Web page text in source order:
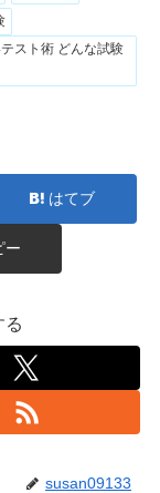
スト術 どんな試験
はてブ
ー
る
susan09133